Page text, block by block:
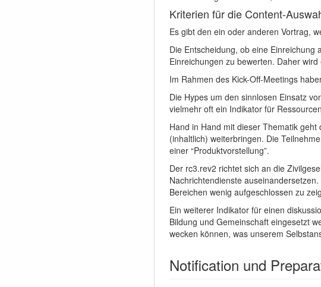
Kriterien für die Content-
Es gibt den ein oder anderen Vortrag,
Die Entscheidung, ob eine
Einreichungen zu bewerten. Daher
Im Rahmen des Kick-Off-Meetings
Die Hypes um den sinnlosen Einsatz
vielmehr oft ein Indikator für
Hand in Hand mit dieser Thematik
(inhaltlich) weiterbringen. Die
einer “Produktvorstellung”.
Der rc3.rev2 richtet sich an die
Nachrichtendienste
Bereichen wenig aufgeschlossen zu
Ein weiterer Indikator für einen
Bildung und Gemeinschaft eingesetzt
wecken können, was unserem
Notification und